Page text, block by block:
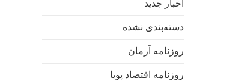
اخبار جدید
دسته‌بندی نشده
روزنامه آرمان
روزنامه اقتصاد پویا